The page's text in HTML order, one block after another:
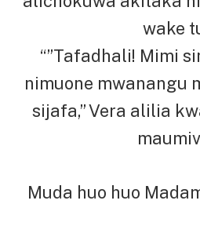
wake
“”Tafadhali! Mimi
nimuone mwanangu
sijafa,” Vera alilia
Muda huo huo